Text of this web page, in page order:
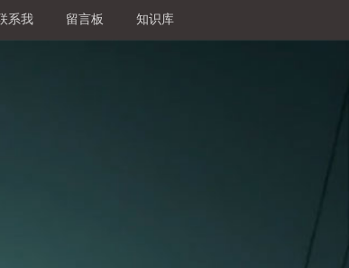
系我 留言板 知识库